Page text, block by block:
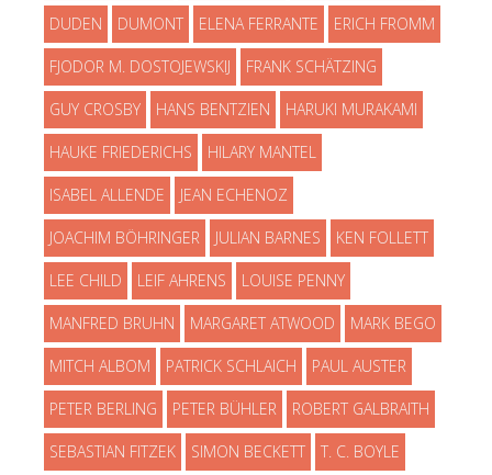
DUDEN DUMONT ELENA FERRANTE ERICH FROMM
FJODOR M. DOSTOJEWSKIJ FRANK SCHÄTZING
GUY CROSBY HANS BENTZIEN HARUKI MURAKAMI
HAUKE FRIEDERICHS HILARY MANTEL
ISABEL ALLENDE JEAN ECHENOZ
JOACHIM BÖHRINGER JULIAN BARNES KEN FOLLETT
LEE CHILD LEIF AHRENS LOUISE PENNY
MANFRED BRUHN MARGARET ATWOOD MARK BEGO
MITCH ALBOM PATRICK SCHLAICH PAUL AUSTER
PETER BERLING PETER BÜHLER ROBERT GALBRAITH
SEBASTIAN FITZEK SIMON BECKETT T. C. BOYLE